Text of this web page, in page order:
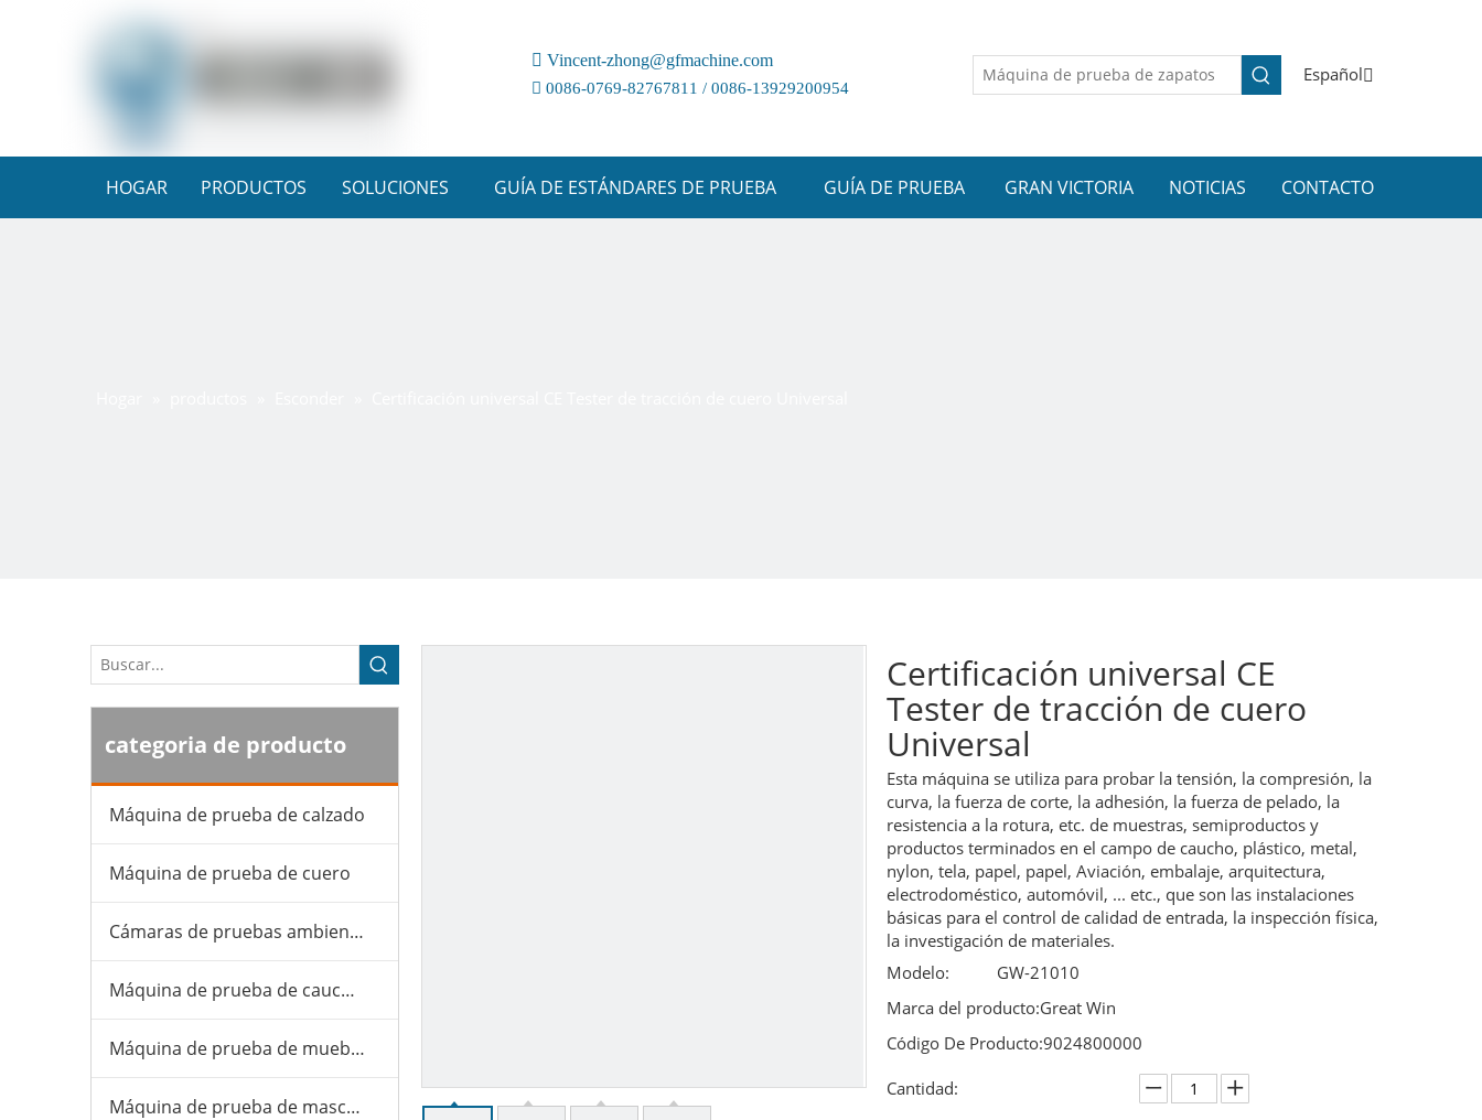
 Vincent-zhong@gfmachine.com
 0086-0769-82767811 / 0086-13929200954
Español
HOGAR PRODUCTOS SOLUCIONES GUÍA DE ESTÁNDARES DE PRUEBA GUÍA DE PRUEBA GRAN VICTORIA NOTICIAS CONTACTO
categoria de producto
Máquina de prueba de calzado
Máquina de prueba de cuero
Cámaras de pruebas ambientales
Máquina de prueba de caucho y plástico
Máquina de prueba de muebles
Máquina de prueba de mascarillas
Certificación universal CE
Tester de tracción de cuero
Universal
Esta máquina se utiliza para probar la tensión, la compresión, la
curva, la fuerza de corte, la adhesión, la fuerza de pelado, la
resistencia a la rotura, etc. de muestras, semiproductos y
productos terminados en el campo de caucho, plástico, metal,
nylon, tela, papel, papel, Aviación, embalaje, arquitectura,
electrodoméstico, automóvil, ... etc., que son las instalaciones
básicas para el control de calidad de entrada, la inspección física,
la investigación de materiales.
Modelo:
GW-21010
Marca del producto:Great Win
Código De Producto:9024800000
Cantidad: